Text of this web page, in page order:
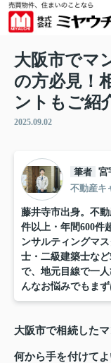
大阪市でマ
の方必見！
ントもご紹
2025.09.02
筆者
不動産キ
藤井寺市出身。不
件以上・年間600件
ンサルティングマ
士・二級建築士な
で、地元目線で一
んなお悩みでもま
大阪市で相続した
何から手を付けて